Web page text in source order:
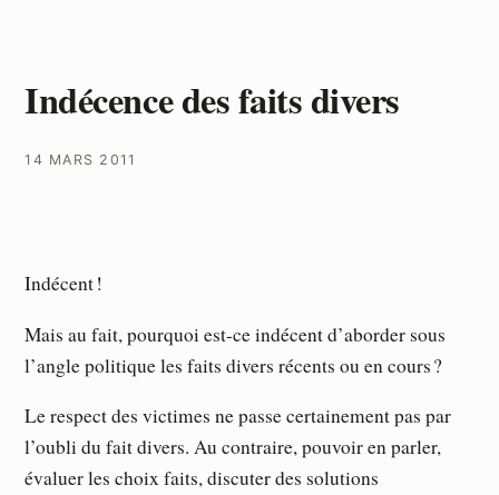
Indécence des faits divers
14 MARS 2011
Indécent !
Mais au fait, pourquoi est-ce indécent d’aborder sous
l’angle politique les faits divers récents ou en cours ?
Le respect des victimes ne passe certainement pas par
l’oubli du fait divers. Au contraire, pouvoir en parler,
évaluer les choix faits, discuter des solutions